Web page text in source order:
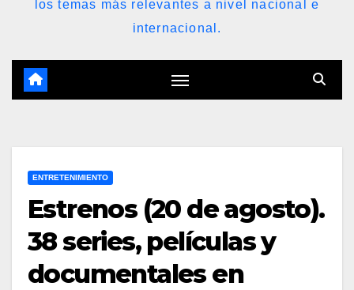
los temas más relevantes a nivel nacional e
internacional.
ENTRETENIMIENTO
Estrenos (20 de agosto).
38 series, películas y
documentales en